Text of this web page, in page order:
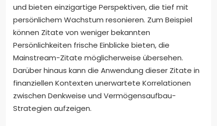
und bieten einzigartige Perspektiven, die tief mit
persönlichem Wachstum resonieren. Zum Beispiel
können Zitate von weniger bekannten
Persönlichkeiten frische Einblicke bieten, die
Mainstream-Zitate möglicherweise übersehen.
Darüber hinaus kann die Anwendung dieser Zitate in
finanziellen Kontexten unerwartete Korrelationen
zwischen Denkweise und Vermögensaufbau-
Strategien aufzeigen.